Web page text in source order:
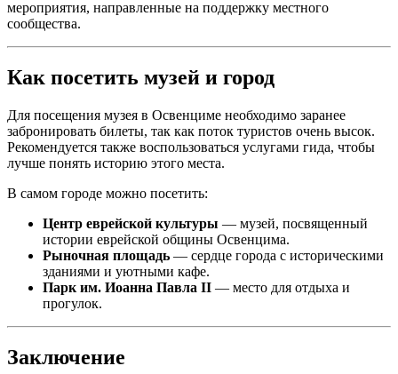
мероприятия, направленные на поддержку местного
сообщества.
Как посетить музей и город
Для посещения музея в Освенциме необходимо заранее
забронировать билеты, так как поток туристов очень высок.
Рекомендуется также воспользоваться услугами гида, чтобы
лучше понять историю этого места.
В самом городе можно посетить:
Центр еврейской культуры — музей, посвященный
истории еврейской общины Освенцима.
Рыночная площадь — сердце города с историческими
зданиями и уютными кафе.
Парк им. Иоанна Павла II — место для отдыха и
прогулок.
Заключение